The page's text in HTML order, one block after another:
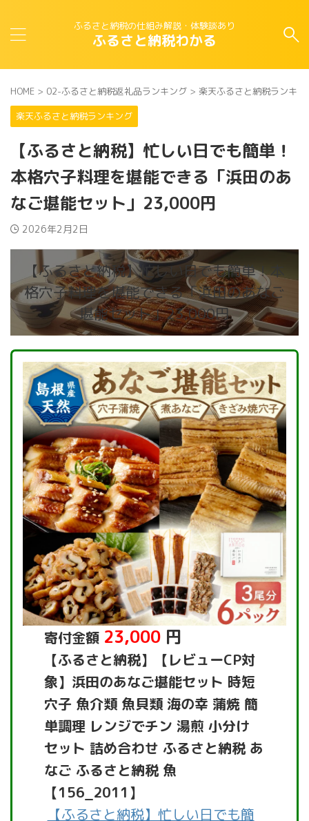
ふるさと納税の仕組み解説・体験談あり
ふるさと納税わかる
HOME > 02-ふるさと納税返礼品ランキング > 楽天ふるさと納税ランキン
楽天ふるさと納税ランキング
【ふるさと納税】忙しい日でも簡単！
本格穴子料理を堪能できる「浜田のあ
なご堪能セット」23,000円
2026年2月2日
【ふるさと納税】忙しい日でも簡単！本
格穴子料理を堪能できる「浜田のあなご
堪能セット」23,000円
寄付金額 23,000円
【ふるさと納税】【レビューCP対
象】浜田のあなご堪能セット 時短
穴子 魚介類 魚貝類 海の幸 蒲焼 簡
単調理 レンジでチン 湯煎 小分け
セット 詰め合わせ ふるさと納税 あ
なご ふるさと納税 魚
【156_2011】
【ふるさと納税】忙しい日でも簡